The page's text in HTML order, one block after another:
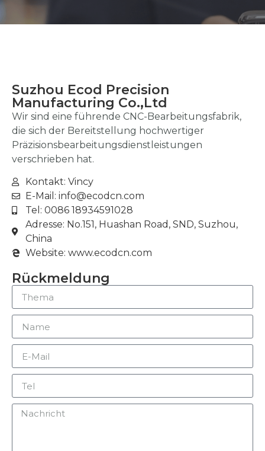
Suzhou Ecod Precision
Manufacturing Co.,Ltd
Wir sind eine führende CNC-Bearbeitungsfabrik,
die sich der Bereitstellung hochwertiger
Präzisionsbearbeitungsdienstleistungen
verschrieben hat.
Kontakt: Vincy
E-Mail: info@ecodcn.com
Tel: 0086 18934591028
Adresse: No.151, Huashan Road, SND, Suzhou,
China
Website: www.ecodcn.com
Rückmeldung